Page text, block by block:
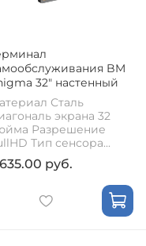
BM
32" настенный
Сталь
экрана 32
Разрешение
Тип сенсора...
руб.